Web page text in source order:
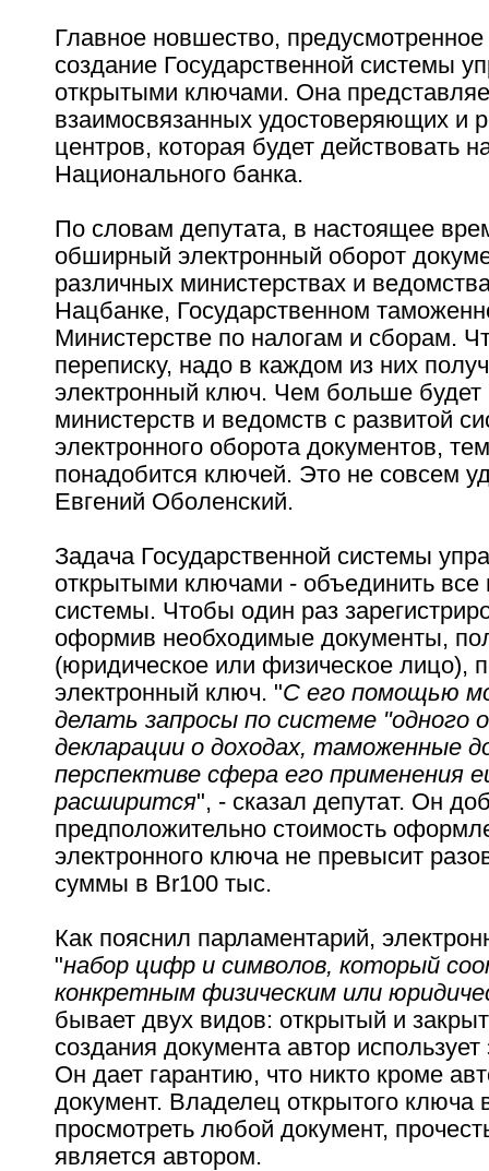
Главное новшество,
создание Государственной системы
открытыми ключами. Она
взаимосвязанных удостоверяющих и
центров, которая будет действовать
Национального банка.
По словам депутата, в настоящее
обширный электронный оборот
различных министерствах и
Нацбанке, Государственном
Министерстве по налогам и сборам.
переписку, надо в каждом из них
электронный ключ. Чем больше будет
министерств и ведомств с развитой
электронного оборота документов,
понадобится ключей. Это не совсем
Евгений Оболенский.
Задача Государственной системы
открытыми ключами - объединить
системы. Чтобы один раз
оформив необходимые документы,
(юридическое или физическое лицо),
электронный ключ. "С его помощью
делать запросы по системе "одного
декларации о доходах, таможенные
перспективе сфера его применения
расширится", - сказал депутат. Он
предположительно стоимость
электронного ключа не превысит
суммы в Br100 тыс.
Как пояснил парламентарий,
"набор цифр и символов, который
конкретным физическим или
бывает двух видов: открытый и
создания документа автор
Он дает гарантию, что никто кроме
документ. Владелец открытого ключа
просмотреть любой документ,
является автором.